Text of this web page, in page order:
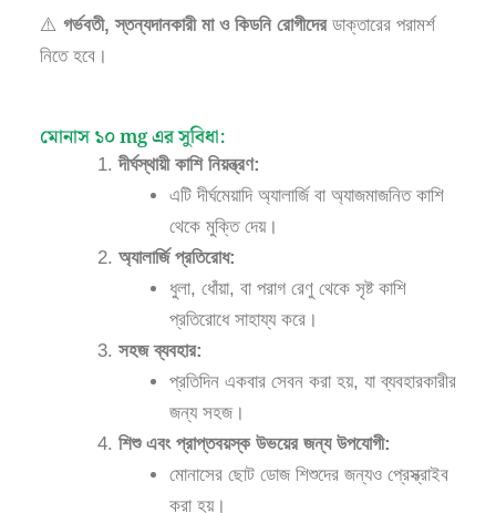
⚠️গর্ভবতী, স্তন্যদানকারী মা ও কিডনি রোগীদেরডাক্তারের পরামর্শ
নিতে হবে।
মোনাস ১০ mg এর সুবিধা:
দীর্ঘস্থায়ী কাশি নিয়ন্ত্রণ:
এটি দীর্ঘমেয়াদি অ্যালার্জি বা অ্যাজমাজনিত কাশি
থেকে মুক্তি দেয়।
অ্যালার্জি প্রতিরোধ:
ধুলা, ধোঁয়া, বা পরাগ রেণু থেকে সৃষ্ট কাশি
প্রতিরোধে সাহায্য করে।
সহজ ব্যবহার:
প্রতিদিন একবার সেবন করা হয়, যা ব্যবহারকারীর
জন্য সহজ।
শিশু এবং প্রাপ্তবয়স্ক উভয়ের জন্য উপযোগী:
মোনাসের ছোট ডোজ শিশুদের জন্যও প্রেস্ক্রাইব
করা হয়।